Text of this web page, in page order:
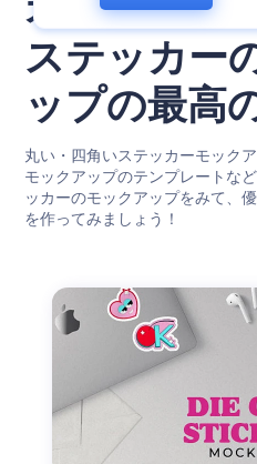
ステッカー
ップの最高
丸い・四角いステッカーモック
モックアップのテンプレートな
ッカーのモックアップをみて、
を作ってみましょう！